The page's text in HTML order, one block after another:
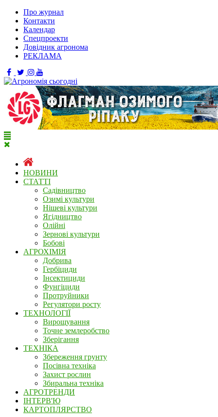
Про журнал
Контакти
Календар
Спецпроекти
Довідник агронома
РЕКЛАМА
НОВИНИ
СТАТТІ
Садівництво
Озимі культури
Нішеві культури
Ягідництво
Олійні
Зернові культури
Бобові
АГРОХІМІЯ
Добрива
Гербіциди
Інсектициди
Фунгіциди
Протруйники
Регулятори росту
ТЕХНОЛОГІЇ
Вирощування
Точне землеробство
Зберігання
ТЕХНІКА
Збереження грунту
Посівна техніка
Захист рослин
Збиральна техніка
АГРОТРЕНДИ
ІНТЕРВ'Ю
КАРТОПЛЯРСТВО